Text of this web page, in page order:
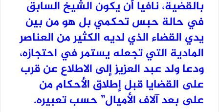
بالقضية، نافيا أن يكون الشيخ السابق
في حالة حبس تحكمي بل هو من بين
يدي القضاء الذي لديه الكثير من العناصر
المادية التي تجعله يستمر في احتجازه،
ودعا ولد عبد العزيز إلى الاطلاع عن قرب
على القضايا قبل إطلاق الأحكام من
على بعد آلاف الأميال” حسب تعبيره.